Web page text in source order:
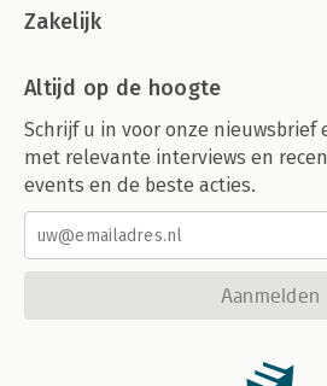
Zakelijk
Altijd op de hoogte
Schrijf u in voor onze
met relevante interviews en
events en de beste acties.
Aanmelden